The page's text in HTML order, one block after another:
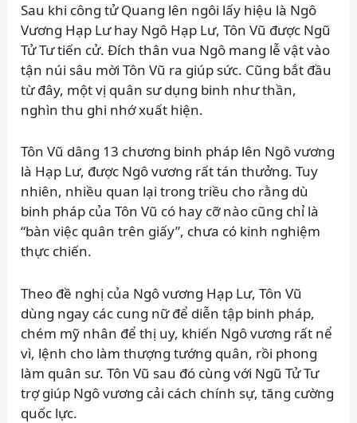
Sau khi công tử Quang lên ngôi lấy hiệu là Ngô
Vương Hạp Lư hay Ngô Hạp Lư, Tôn Vũ được Ngũ
Tử Tư tiến cử. Đích thân vua Ngô mang lễ vật vào
tận núi sâu mời Tôn Vũ ra giúp sức. Cũng bắt đầu
từ đây, một vị quân sư dụng binh như thần,
nghìn thu ghi nhớ xuất hiện.
Tôn Vũ dâng 13 chương binh pháp lên Ngô vương
là Hạp Lư, được Ngô vương rất tán thưởng. Tuy
nhiên, nhiều quan lại trong triều cho rằng dù
binh pháp của Tôn Vũ có hay cỡ nào cũng chỉ là
“bàn việc quân trên giấy”, chưa có kinh nghiệm
thực chiến.
Theo đề nghị của Ngô vương Hạp Lư, Tôn Vũ
dùng ngay các cung nữ để diễn tập binh pháp,
chém mỹ nhân để thị uy, khiến Ngô vương rất nể
vì, lệnh cho làm thượng tướng quân, rồi phong
làm quân sư. Tôn Vũ sau đó cùng với Ngũ Tử Tư
trợ giúp Ngô vương cải cách chính sự, tăng cường
quốc lực.